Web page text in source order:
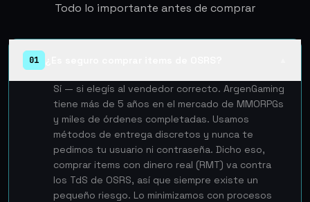
Todo lo importante antes de comprar
01
Sí — si elegís al vendedor correcto. ArgenGaming
tiene más de 5 años en el mercado de MMORPGs
y miles de órdenes completadas. Usamos
métodos de entrega discretos y nunca te
pedimos tu usuario ni contraseña. Dicho eso,
comprar items con dinero real (RMT) va contra
los TdS de OSRS, así que siempre existe un
pequeño riesgo. Lo minimizamos con procesos